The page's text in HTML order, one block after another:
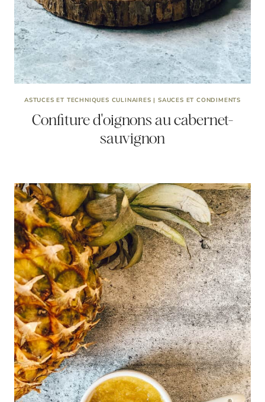
ASTUCES ET TECHNIQUES CULINAIRES | SAUCES ET CONDIMENTS
Confiture d'oignons au cabernet-
sauvignon